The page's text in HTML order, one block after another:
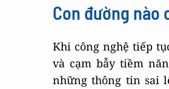
Con đường nào
Khi công nghệ tiếp
và cạm bẫy tiềm
những thông tin sai